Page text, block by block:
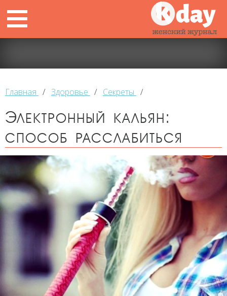
Главная / Здоровье / Секреты /
Электронный кальян:
способ расслабиться